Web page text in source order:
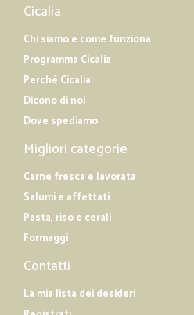
Cicalia
Chi siamo e come funziona
Programma Cicalia
Perché Cicalia
Dicono di noi
Dove spediamo
Migliori categorie
Carne fresca e lavorata
Salumi e affettati
Pasta, riso e cerali
Formaggi
Contatti
La mia lista dei desideri